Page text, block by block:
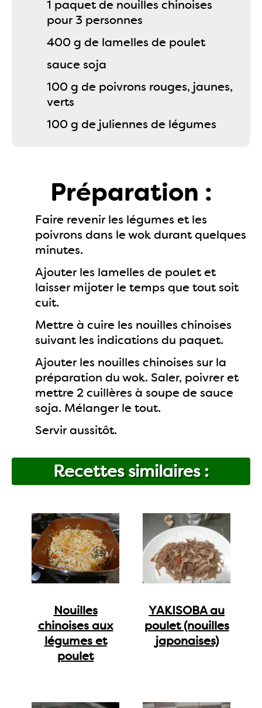
1 paquet de nouilles chinoises
pour 3 personnes
400 g de lamelles de poulet
sauce soja
100 g de poivrons rouges, jaunes,
verts
100 g de juliennes de légumes
Préparation :
Faire revenir les légumes et les
poivrons dans le wok durant quelques
minutes.
Ajouter les lamelles de poulet et
laisser mijoter le temps que tout soit
cuit.
Mettre à cuire les nouilles chinoises
suivant les indications du paquet.
Ajouter les nouilles chinoises sur la
préparation du wok. Saler, poivrer et
mettre 2 cuillères à soupe de sauce
soja. Mélanger le tout.
Servir aussitôt.
Recettes similaires :
Nouilles
chinoises aux
légumes et
poulet
YAKISOBA au
poulet (nouilles
japonaises)